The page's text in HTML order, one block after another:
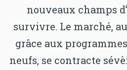
nouveaux champs
survivre. Le marché,
grâce aux
neufs, se contracte